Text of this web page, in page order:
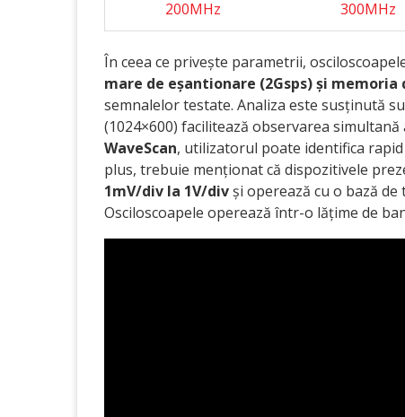
200MHz
300MHz
În ceea ce privește parametrii,
mare de eșantionare (2Gsps) și memoria
semnalelor testate. Analiza este susținută
(1024×600) facilitează observarea
WaveScan, utilizatorul poate identifica
plus, trebuie menționat că dispozitivele
1mV/div la 1V/divși operează cu o bază de
Osciloscoapele operează într-o lățime de